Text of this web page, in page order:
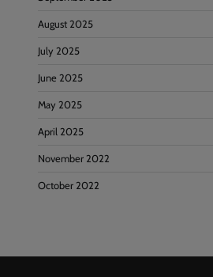
August 2025
July 2025
June 2025
May 2025
April 2025
November 2022
October 2022